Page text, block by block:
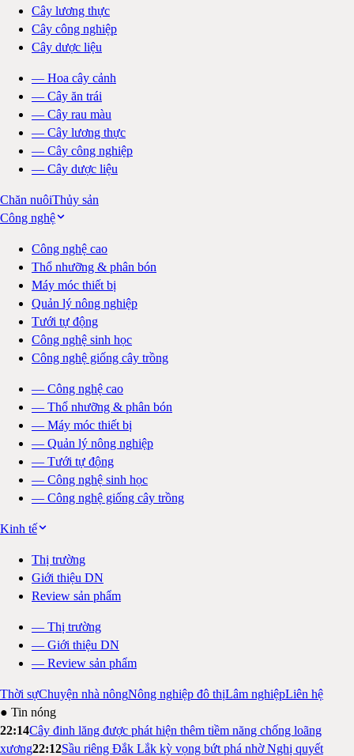
Cây lương thực
Cây công nghiệp
Cây dược liệu
— Hoa cây cảnh
— Cây ăn trái
— Cây rau màu
— Cây lương thực
— Cây công nghiệp
— Cây dược liệu
Chăn nuôiThủy sản
Công nghệ
Công nghệ cao
Thổ nhưỡng & phân bón
Máy móc thiết bị
Quản lý nông nghiệp
Tưới tự động
Công nghệ sinh học
Công nghệ giống cây trồng
— Công nghệ cao
— Thổ nhưỡng & phân bón
— Máy móc thiết bị
— Quản lý nông nghiệp
— Tưới tự động
— Công nghệ sinh học
— Công nghệ giống cây trồng
Kinh tế
Thị trường
Giới thiệu DN
Review sản phẩm
— Thị trường
— Giới thiệu DN
— Review sản phẩm
Thời sựChuyện nhà nôngNông nghiệp đô thịLâm nghiệpLiên hệ
● Tin nóng
22:14Cây đinh lăng được phát hiện thêm tiềm năng chống loãng
xương22:12Sầu riêng Đắk Lắk kỳ vọng bứt phá nhờ Nghị quyết